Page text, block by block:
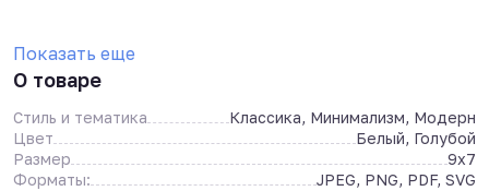
Показать еще
О товаре
Стиль и тематика
Классика, Минимализм, Модерн
Цвет
Белый, Голубой
Размер
9x7
Форматы:
JPEG, PNG, PDF, SVG